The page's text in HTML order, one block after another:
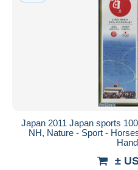
Japan 2011 Japan sports
NH, Nature - Sport -
±